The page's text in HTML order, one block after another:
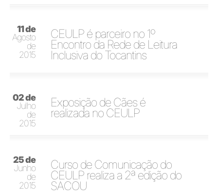
11 de
Agosto
de
2015
CEULP é parceiro no 1º
Encontro da Rede de Leitura
Inclusiva do Tocantins
02 de
Julho
de
2015
Exposição de Cães é
realizada no CEULP
25 de
Junho
de
2015
Curso de Comunicação do
CEULP realiza a 2ª edição do
SACOU